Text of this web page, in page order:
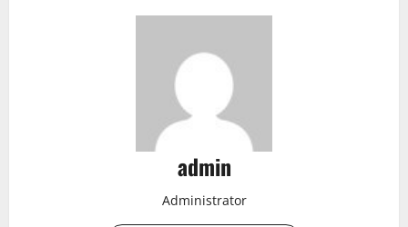
admin
Administrator